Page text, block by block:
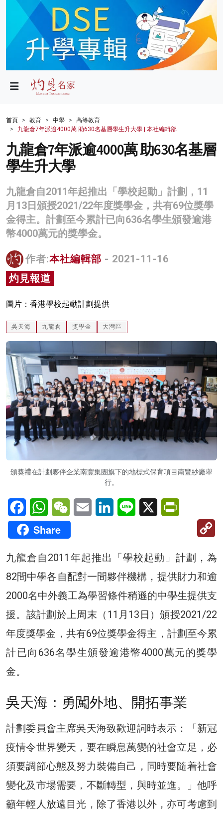
政局
財經
生活
健康
科技
影片
名家榜
灼見活動
關於我們
首頁 教育 中學
高等教育
九龍倉7年派逾4000萬 助630名基層學生升大學 | 本社編輯部
九龍倉7年派逾4000萬 助630名基層
學生升大學
九龍倉自2011年起推出「學校起動」計劃，11
月13日頒授2021/22年度獎學金，共有69位獎學
金得主。計劃至今累計已向636名學生頒發逾港
幣4000萬元的獎學金。
作者:本社編輯部 - 2021-11-16
灼見報道
圖片：香港學校起動計劃提供
吳天海 九龍倉 獎學金 大灣區
頒獎禮在計劃夥伴企業南豐集團旗下的地標式保育項目南豐紗廠舉
行。
FacebookWhatsAppWeChatEmail LinkedInLine X
Share
九龍倉自2011年起推出「學校起動」計劃，為
82間中學各自配對一間夥伴機構，提供財力和逾
2000名中外義工為學習條件稍遜的中學生提供支
援。該計劃於上周末（11月13日）頒授2021/22
年度獎學金，共有69位獎學金得主，計劃至今累
計已向636名學生頒發逾港幣4000萬元的獎學
金。
吳天海：勇闖外地、開拓事業
計劃委員會主席吳天海致歡迎詞時表示：「新冠
疫情令世界變天，要在瞬息萬變的社會立足，必
須要調節心態及努力裝備自己，同時要隨着社會
變化及市場需要，不斷轉型，與時並進。」他呼
籲年輕人放遠目光，除了香港以外，亦可考慮到